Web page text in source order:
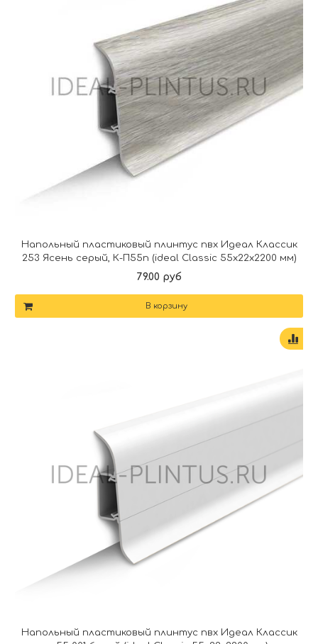
Напольный пластиковый плинтус пвх Идеал Классик
253 Ясень серый, К-П55п (ideal Classic 55х22х2200 мм)
79.00 руб
В корзину
Напольный пластиковый плинтус пвх Идеал Классик